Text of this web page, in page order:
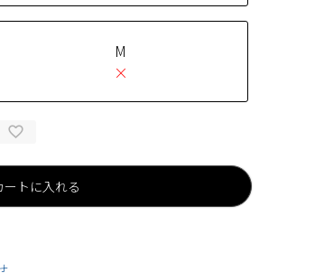
M
×
ートに入れる